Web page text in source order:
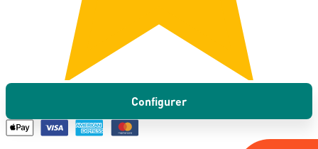
Configurer